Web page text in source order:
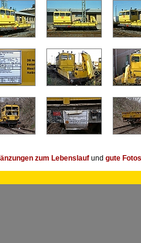
zum Lebenslaufund gute Fotos